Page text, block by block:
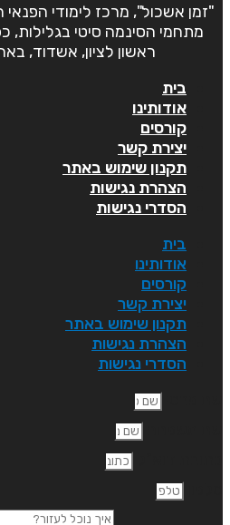
"זמן אשכול", מרכז לימודי הפנאי
מתחמי הסינמה סיטי בגלילות,
ראשון לציון, אשדוד,
בית
אודותינו
קורסים
יצירת קשר
תקנון שימוש באתר
הצהרת נגישות
הסדרי נגישות
בית
אודותינו
קורסים
יצירת קשר
תקנון שימוש באתר
הצהרת נגישות
הסדרי נגישות